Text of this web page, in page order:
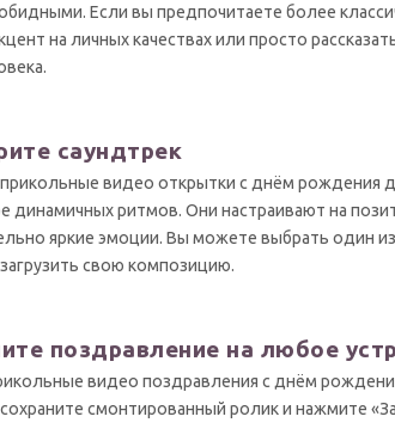
Если вы предпочитаете более
на личных качествах или просто
саундтрек
видео открытки с днём рождения
динамичных ритмов. Они настраивают на
яркие эмоции. Вы можете выбрать один
свою композицию.
поздравление на любое
видео поздравления с днём
смонтированный ролик и нажмите